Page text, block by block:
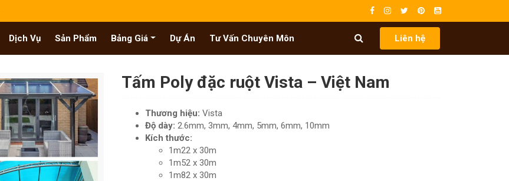
Dịch Vụ Sản Phẩm Bảng Giá Dự Án Tư Vấn Chuyên Môn Liên hệ
Tấm Poly đặc ruột Vista – Việt Nam
Thương hiệu: Vista
Độ dày: 2.6mm, 3mm, 4mm, 5mm, 6mm, 10mm
Kích thước:
1m22 x 30m
1m52 x 30m
1m82 x 30m